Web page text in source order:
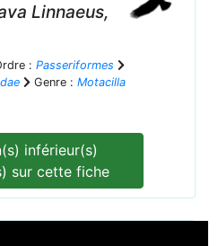
Linnaeus,
: Passeriformes
Genre : Motacilla
inférieur(s)
agrégé(s) sur cette fiche